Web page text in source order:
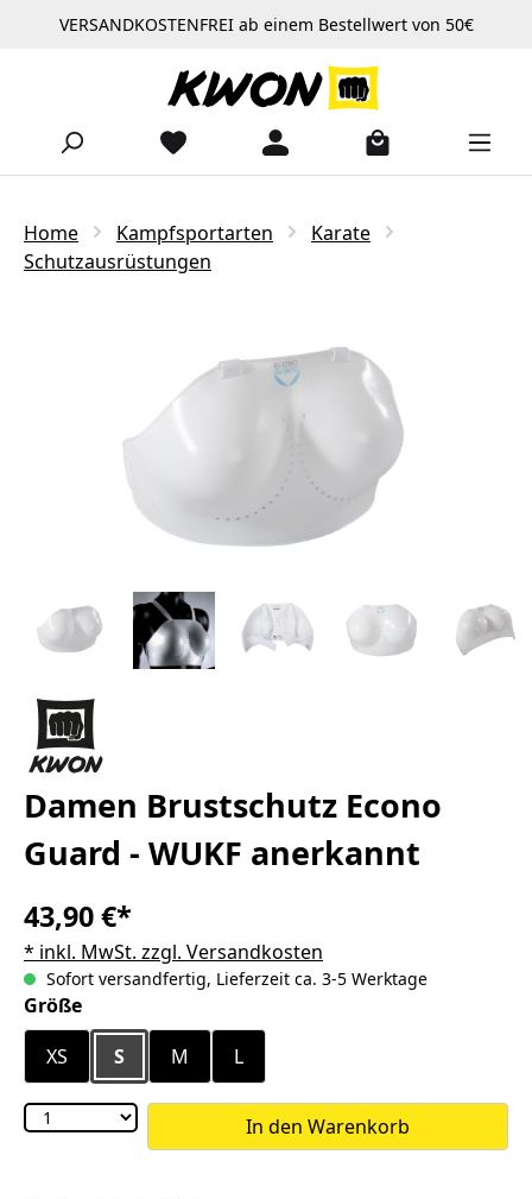
Zum Hauptinhalt springen
VERSANDKOSTENFREI ab einem Bestellwert von 50€
Home Kampfsportarten
Karate
Schutzausrüstungen
Damen Brustschutz Econo
Guard - WUKF anerkannt
43,90 €*
* inkl. MwSt. zzgl. Versandkosten
Sofort versandfertig, Lieferzeit ca. 3-5 Werktage
Größeauswählen
XS
S M L
In den Warenkorb